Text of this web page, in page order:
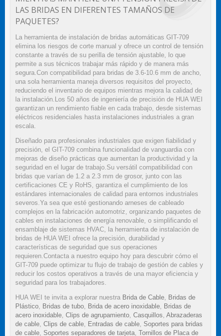
LAS BRIDAS EN DIFERENTES TAMAÑOS DE
PAQUETES?
La herramienta de instalación de bridas automáticas GIT-709
elimina los riesgos de corte manual y ofrece un control de tensión
constante a través de su perilla de tensión ajustable, lo que
permite a sus técnicos trabajar más rápido y de manera más
segura.Con compatibilidad para bridas de 3.6-10.6 mm de ancho,
una sola herramienta maneja diversos requisitos del proyecto,
reduciendo el inventario de equipos mientras mejora la calidad de
la instalación.Los 50 años de ingeniería de precisión de HUA WEI
garantizan un rendimiento fiable en cada trabajo, desde sistemas
eléctricos residenciales hasta instalaciones industriales a gran
escala.
Diseñado para profesionales industriales que exigen fiabilidad y
precisión, el GIT-709 combina funcionalidad de vanguardia con
mejoras de diseño prácticas que aumentan la productividad y la
seguridad en el lugar de trabajo.Su versátil compatibilidad con
bridas que varían de 1.2 a 2.3 mm de grosor, junto con las
certificaciones CE y RoHS, garantiza el cumplimiento de los
estándares internacionales de calidad para entornos industriales
severos.Ya sea que esté gestionando arneses de cableado
complejos en la fabricación automotriz, organizando paquetes de
cables en instalaciones de energía renovable, o simplificando el
ensamblaje de sistemas HVAC, la herramienta de instalación de
bridas de HUA WEI ofrece la precisión, durabilidad y
características de seguridad que sus operaciones
requieren.Contacta a nuestro equipo hoy para descubrir cómo el
GIT-709 puede optimizar tu flujo de trabajo de gestión de cables y
reducir los costos operativos a través de una mayor eficiencia y
seguridad para los trabajadores.
HUA WEI te invita a explorar nuestra Brida de Cable
Bridas de
Plástico
Bridas de tubo Brida de acero inoxidable
Bridas de
acero inoxidable Clips de agrupamiento Casquillos Abrazaderas
de cable Clips de cable Entradas de cable Soportes para bridas
de cable Soportes separadores de tarjeta Tornillos de Placa de